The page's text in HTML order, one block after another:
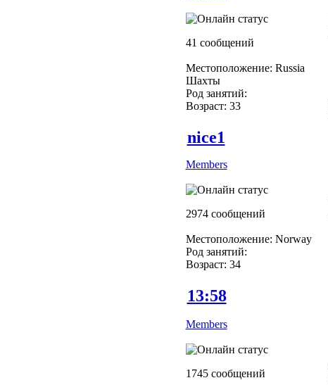
41 сообщений
Местоположение: Russia
Шахты
Род занятий:
Возраст: 33
nice1
Members
2974 сообщений
Местоположение: Norway
Род занятий:
Возраст: 34
13:58
Members
1745 сообщений